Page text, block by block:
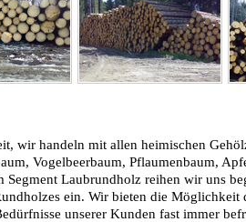
wir handeln mit allen heimischen
Vogelbeerbaum, Pflaumenbaum,
Segment Laubrundholz reihen wir uns
ein. Wir bieten die
unserer Kunden fast immer